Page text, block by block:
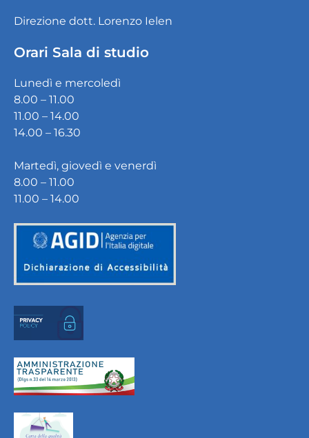
Direzione dott. Lorenzo Ielen
Orari Sala di studio
Lunedì e mercoledì
8.00 – 11.00
11.00 – 14.00
14.00 – 16.30
Martedì, giovedì e venerdì
8.00 – 11.00
11.00 – 14.00